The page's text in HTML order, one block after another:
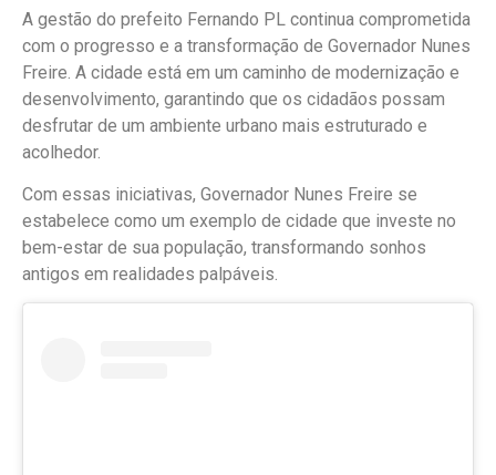
A gestão do prefeito Fernando PL continua comprometida
com o progresso e a transformação de Governador Nunes
Freire. A cidade está em um caminho de modernização e
desenvolvimento, garantindo que os cidadãos possam
desfrutar de um ambiente urbano mais estruturado e
acolhedor.
Com essas iniciativas, Governador Nunes Freire se
estabelece como um exemplo de cidade que investe no
bem-estar de sua população, transformando sonhos
antigos em realidades palpáveis.